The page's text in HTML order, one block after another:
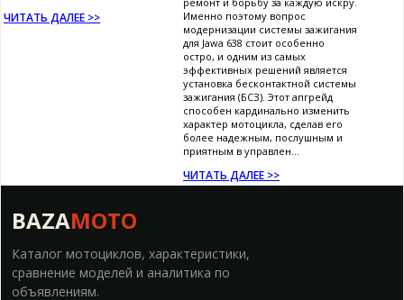
ЧИТАТЬ ДАЛЕЕ >>
Именно поэтому вопрос
модернизации системы зажигания
для Jawa 638 стоит особенно
остро, и одним из самых
эффективных решений является
установка бесконтактной системы
зажигания (БСЗ). Этот апгрейд
способен кардинально изменить
характер мотоцикла, сделав его
более надежным, послушным и
приятным в управлен...
ЧИТАТЬ ДАЛЕЕ >>
BAZAMOTO
Каталог мотоциклов, характеристики,
сравнение моделей и аналитика по
объявлениям.